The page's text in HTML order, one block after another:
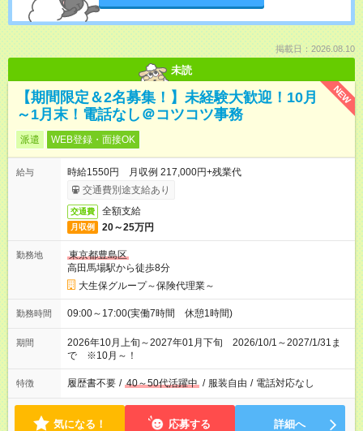
掲載日：2026.08.10
未読
NEW
【期間限定＆2名募集！】未経験大歓迎！10月
～1月末！電話なし＠コツコツ事務
派遣 WEB登録・面接OK
給与
時給1550円 月収例 217,000円+残業代
交通費別途支給あり
交通費 全額支給
月収例 20～25万円
勤務地
東京都豊島区
高田馬場駅から徒歩8分
大生保グループ～保険代理業～
勤務時間 09:00～17:00(実働7時間 休憩1時間)
期間
2026年10月上旬～2027年01月下旬 2026/10/1～2027/1/31ま
で ※10月～！
特徴 履歴書不要 / 40～50代活躍中 / 服装自由 / 電話対応なし
気になる！ 応募する 詳細へ